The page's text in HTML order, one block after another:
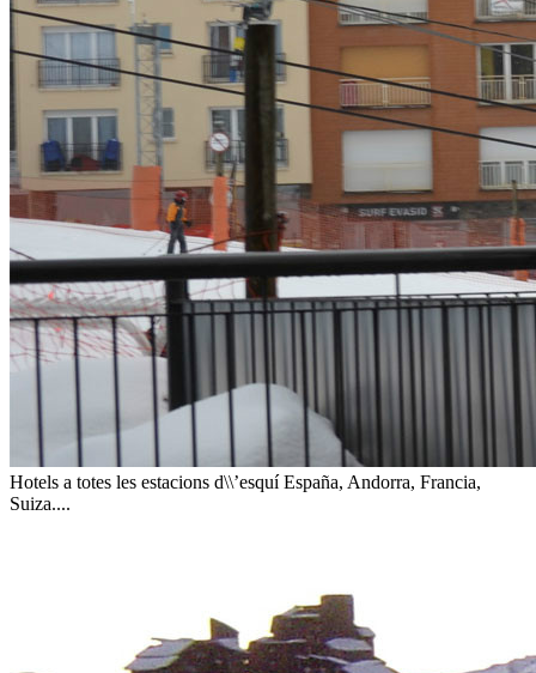
Hotels a totes les estacions d\\’esquí España, Andorra, Francia,
Suiza....